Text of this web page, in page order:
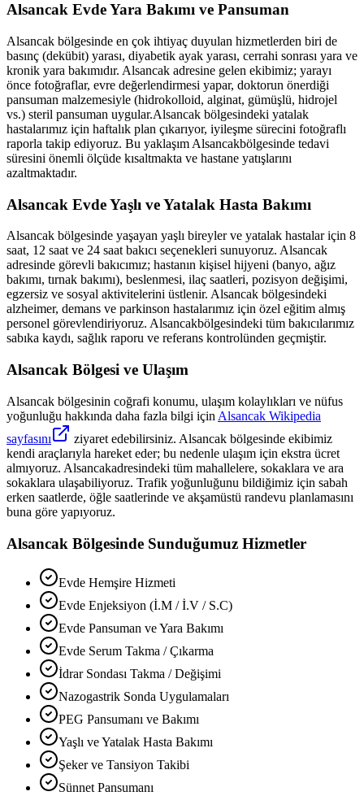
Alsancak Evde Yara Bakımı ve Pansuman
Alsancak bölgesinde en çok ihtiyaç duyulan hizmetlerden biri de
basınç (dekübit) yarası, diyabetik ayak yarası, cerrahi sonrası yara ve
kronik yara bakımıdır. Alsancak adresine gelen ekibimiz; yarayı
önce fotoğraflar, evre değerlendirmesi yapar, doktorun önerdiği
pansuman malzemesiyle (hidrokolloid, alginat, gümüşlü, hidrojel
vs.) steril pansuman uygular.Alsancak bölgesindeki yatalak
hastalarımız için haftalık plan çıkarıyor, iyileşme sürecini fotoğraflı
raporla takip ediyoruz. Bu yaklaşım Alsancakbölgesinde tedavi
süresini önemli ölçüde kısaltmakta ve hastane yatışlarını
azaltmaktadır.
Alsancak Evde Yaşlı ve Yatalak Hasta Bakımı
Alsancak bölgesinde yaşayan yaşlı bireyler ve yatalak hastalar için 8
saat, 12 saat ve 24 saat bakıcı seçenekleri sunuyoruz. Alsancak
adresinde görevli bakıcımız; hastanın kişisel hijyeni (banyo, ağız
bakımı, tırnak bakımı), beslenmesi, ilaç saatleri, pozisyon değişimi,
egzersiz ve sosyal aktivitelerini üstlenir. Alsancak bölgesindeki
alzheimer, demans ve parkinson hastalarımız için özel eğitim almış
personel görevlendiriyoruz. Alsancakbölgesindeki tüm bakıcılarımız
sabıka kaydı, sağlık raporu ve referans kontrolünden geçmiştir.
Alsancak Bölgesi ve Ulaşım
Alsancak bölgesinin coğrafi konumu, ulaşım kolaylıkları ve nüfus
yoğunluğu hakkında daha fazla bilgi için Alsancak Wikipedia
sayfasını
ziyaret edebilirsiniz. Alsancak bölgesinde ekibimiz
kendi araçlarıyla hareket eder; bu nedenle ulaşım için ekstra ücret
almıyoruz. Alsancakadresindeki tüm mahallelere, sokaklara ve ara
sokaklara ulaşabiliyoruz. Trafik yoğunluğunu bildiğimiz için sabah
erken saatlerde, öğle saatlerinde ve akşamüstü randevu planlamasını
buna göre yapıyoruz.
Alsancak Bölgesinde Sunduğumuz Hizmetler
Evde Hemşire Hizmeti
Evde Enjeksiyon (İ.M / İ.V / S.C)
Evde Pansuman ve Yara Bakımı
Evde Serum Takma / Çıkarma
İdrar Sondası Takma / Değişimi
Nazogastrik Sonda Uygulamaları
PEG Pansumanı ve Bakımı
Yaşlı ve Yatalak Hasta Bakımı
Şeker ve Tansiyon Takibi
Sünnet Pansumanı